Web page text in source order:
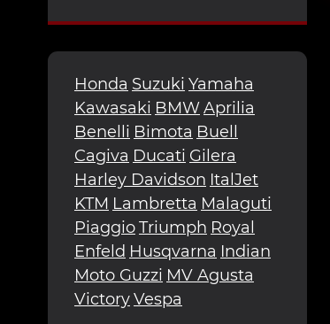
Honda Suzuki Yamaha
Kawasaki BMWAprilia
Benelli Bimota Buell
Cagiva Ducati Gilera
Harley Davidson ItalJet
KTM Lambretta Malaguti
PiaggioTriumph Royal
Enfeld Husqvarna Indian
Moto Guzzi MV Agusta
VictoryVespa